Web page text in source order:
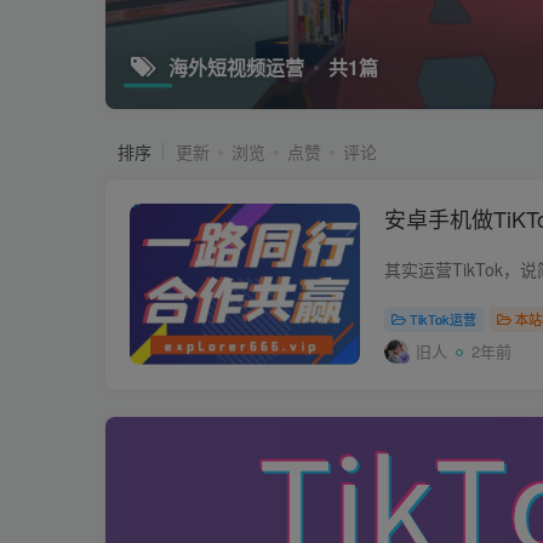
海外短视频运营 共1篇
排序 更新 浏览 点赞 评论
安卓手机做
TikTok运营 本
旧人 2年前